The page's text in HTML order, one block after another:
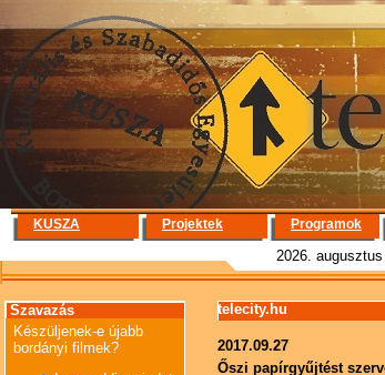
KUSZA Projektek Programok
2026. augusztus
Szavazás
Készüljenek-e újabb
bordányi filmek?
telecity.hu
2017.09.27
Őszi papírgyűjtést